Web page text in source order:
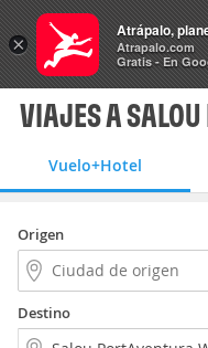
VIAJES A
Vuelo+Hotel
Origen
Destino
×
Atrápalo,
Atrapalo.com
Gratis - En